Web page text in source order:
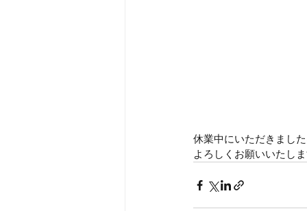
休業中にいただきまし
よろしくお願いいたし